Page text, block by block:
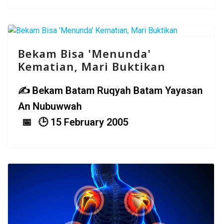
Bekam Bisa 'Menunda'
Kematian, Mari Buktikan
Bekam Batam Ruqyah Batam Yayasan
An Nubuwwah
15 February 2005